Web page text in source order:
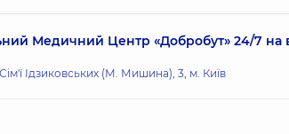
Медичний Центр «Добробут» 24/7 на
Ідзиковських (М. Мишина), 3, м. Київ